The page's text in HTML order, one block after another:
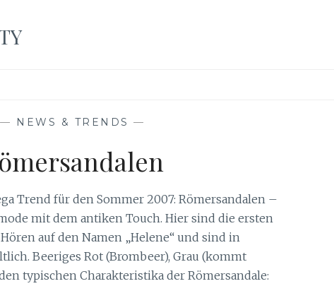
— NEWS & TRENDS —
Trend für den Sommer 2007: Römersandalen –
mit dem antiken Touch. Hier sind die ersten
auf den Namen „Helene“ und sind in
Beeriges Rot (Brombeer), Grau (kommt
typischen Charakteristika der Römersandale: